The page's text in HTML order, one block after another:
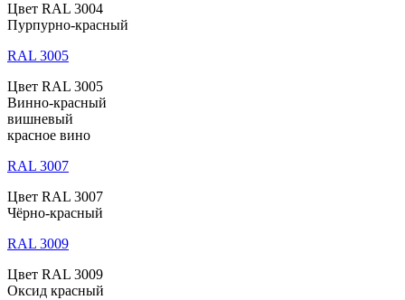
Цвет RAL 3004
Пурпурно-красный
RAL 3005
Цвет RAL 3005
Винно-красный
вишневый
красное вино
RAL 3007
Цвет RAL 3007
Чёрно-красный
RAL 3009
Цвет RAL 3009
Оксид красный